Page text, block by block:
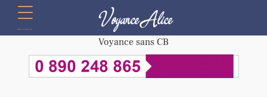
Voyance Alice
Voyance sans CB
menu